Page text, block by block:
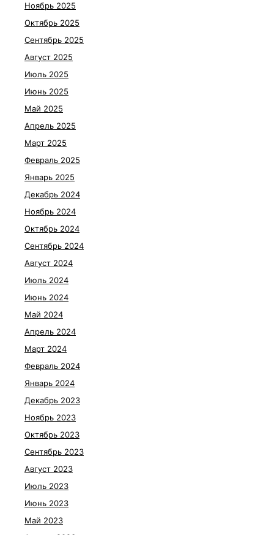
Ноябрь 2025
Октябрь 2025
Сентябрь 2025
Август 2025
Июль 2025
Июнь 2025
Май 2025
Апрель 2025
Март 2025
Февраль 2025
Январь 2025
Декабрь 2024
Ноябрь 2024
Октябрь 2024
Сентябрь 2024
Август 2024
Июль 2024
Июнь 2024
Май 2024
Апрель 2024
Март 2024
Февраль 2024
Январь 2024
Декабрь 2023
Ноябрь 2023
Октябрь 2023
Сентябрь 2023
Август 2023
Июль 2023
Июнь 2023
Май 2023